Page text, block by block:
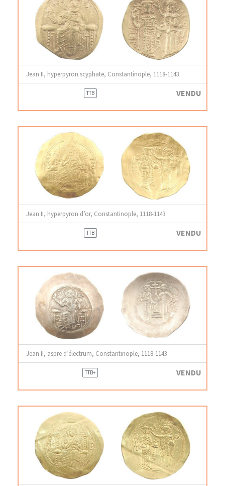
Jean II, hyperpyron scyphate, Constantinople, 1118-1143
TTB VENDU
Jean II, hyperpyron d’or, Constantinople, 1118-1143
TTB VENDU
Jean II, aspre d’électrum, Constantinople, 1118-1143
TTB+ VENDU